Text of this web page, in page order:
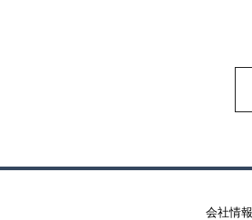
会社情報